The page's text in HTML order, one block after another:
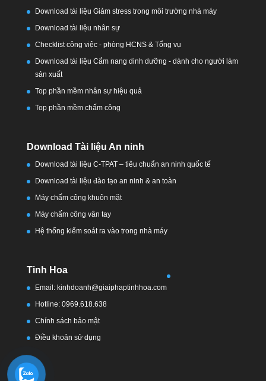
Download tài liệu Giảm stress trong môi trường nhà máy
Download tài liệu nhân sự
Checklist công việc - phòng HCNS & Tổng vụ
Download tài liệu Cẩm nang dinh dưỡng - dành cho người làm
sản xuất
Top phần mềm nhân sự hiệu quả
Top phần mềm chấm công
Download Tài liệu An ninh
Download tài liệu C-TPAT – tiêu chuẩn an ninh quốc tế
Download tài liệu đào tạo an ninh & an toàn
Máy chấm công khuôn mặt
Máy chấm công vân tay
Hệ thống kiểm soát ra vào trong nhà máy
Tinh Hoa
Email: kinhdoanh@giaiphaptinhhoa.com
Hotline: 0969.618.638
Chính sách bảo mật
Điều khoản sử dụng